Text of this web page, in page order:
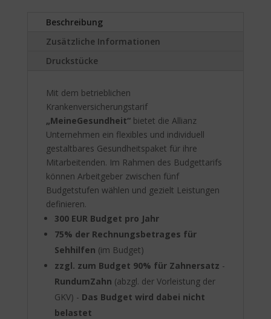
Beschreibung
Zusätzliche Informationen
Druckstücke
Mit dem betrieblichen
Krankenversicherungstarif
„MeineGesundheit“bietet die Allianz
Unternehmen ein flexibles und individuell
gestaltbares Gesundheitspaket für ihre
Mitarbeitenden. Im Rahmen des Budgettarifs
können Arbeitgeber zwischen fünf
Budgetstufen wählen und gezielt Leistungen
definieren.
300 EUR Budget pro Jahr
75% der Rechnungsbetrages für
Sehhilfen (im Budget)
zzgl. zum Budget 90% für Zahnersatz -
RundumZahn (abzgl. der Vorleistung der
GKV) - Das Budget wird dabei nicht
belastet